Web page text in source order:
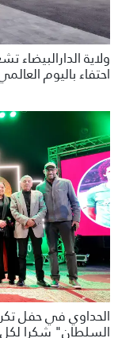
ولاية
احتفاء باليوم
الحداوي في حفل
السلطان" شكرا لكل